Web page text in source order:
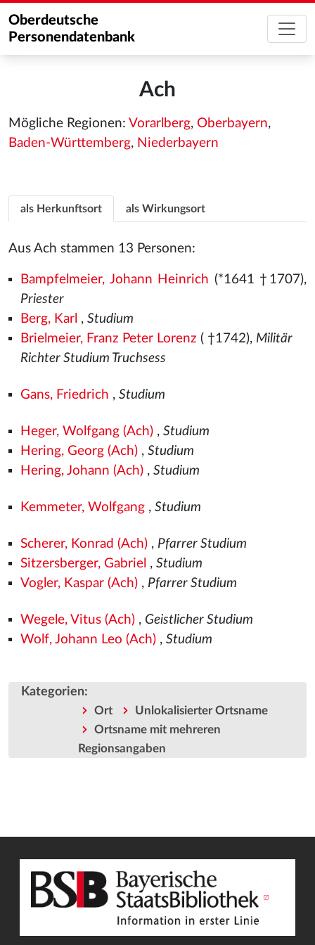
Oberdeutsche
Personendatenbank
Ach
Mögliche Regionen: Vorarlberg, Oberbayern,
Baden-Württemberg, Niederbayern
als Herkunftsort als Wirkungsort
Aus Ach stammen 13 Personen:
Bampfelmeier, Johann Heinrich (*1641 †1707),
Priester
Berg, Karl , Studium
Brielmeier, Franz Peter Lorenz ( †1742), Militär
Richter Studium Truchsess
Gans, Friedrich , Studium
Heger, Wolfgang (Ach), Studium
Hering, Georg (Ach), Studium
Hering, Johann (Ach), Studium
Kemmeter, Wolfgang, Studium
Scherer, Konrad (Ach), Pfarrer Studium
Sitzersberger, Gabriel , Studium
Vogler, Kaspar (Ach), Pfarrer Studium
Wegele, Vitus (Ach), Geistlicher Studium
Wolf, Johann Leo (Ach), Studium
Kategorien:
Ort
Unlokalisierter Ortsname
Ortsname mit mehreren
Regionsangaben